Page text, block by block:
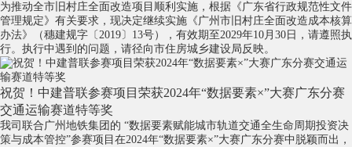
为推动全市旧村庄全面改造项目顺利实施，根据《广东省行政规范性文件
管理规定》有关要求，现决定继续实施《广州市旧村庄全面改造成本核算
办法》（穗建规字〔2019〕13号），有效期至2029年10月30日，请遵照执
行。执行中遇到的问题，请径向市住房城乡建设局反映。
祝贺！中建普联参赛项目荣获2024年“数据要素×”大赛广东分赛
交通运输赛道特等奖
我司联合广州地铁集团的 “数据要素赋能城市轨道交通全生命周期投资决
策与成本管控”参赛项目在2024年“数据要素×”大赛广东分赛中脱颖而出，